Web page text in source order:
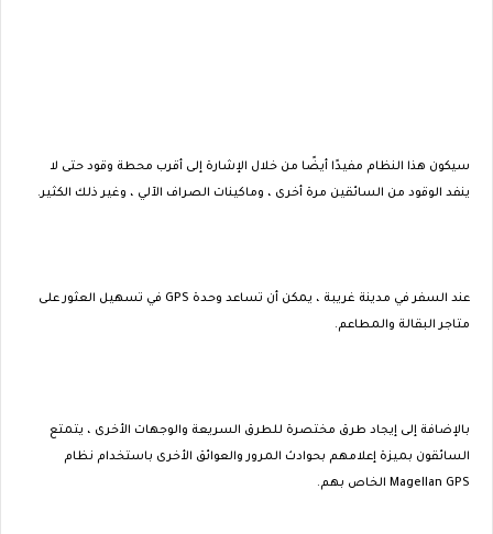
سيكون هذا النظام مفيدًا أيضًا من خلال الإشارة إلى أقرب محطة وقود حتى لا
ينفد الوقود من السائقين مرة أخرى ، وماكينات الصراف الآلي ، وغير ذلك الكثير.
عند السفر في مدينة غريبة ، يمكن أن تساعد وحدة GPS في تسهيل العثور على
متاجر البقالة والمطاعم.
بالإضافة إلى إيجاد طرق مختصرة للطرق السريعة والوجهات الأخرى ، يتمتع
السائقون بميزة إعلامهم بحوادث المرور والعوائق الأخرى باستخدام نظام
Magellan GPS الخاص بهم.